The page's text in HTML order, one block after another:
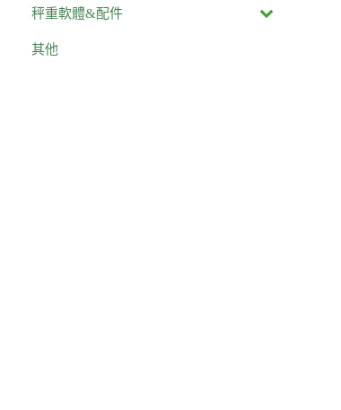
秤重軟體&配件
其他